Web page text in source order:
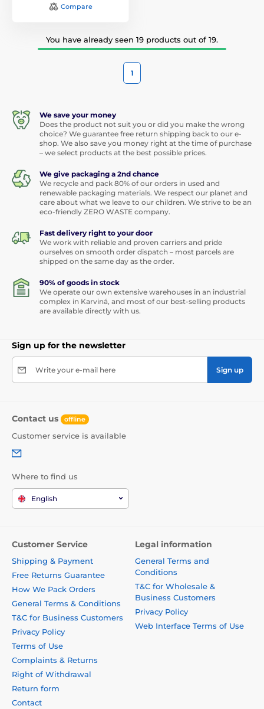
Compare
You have already seen 19 products out of 19.
1
We save your money
Does the product not suit you or did you make the wrong
choice? We guarantee free return shipping back to our e-
shop. We also save you money right at the time of purchase
– we select products at the best possible prices.
We give packaging a 2nd chance
We recycle and pack 80% of our orders in used and
renewable packaging materials. We respect our planet and
care about what we leave to our children. We strive to be an
eco-friendly ZERO WASTE company.
Fast delivery right to your door
We work with reliable and proven carriers and pride
ourselves on smooth order dispatch – most parcels are
shipped on the same day as the order.
90% of goods in stock
We operate our own extensive warehouses in an industrial
complex in Karviná, and most of our best-selling products
are available directly with us.
Sign up for the newsletter
Write your e-mail here Sign up
Contact us offline
Customer service is available
Where to find us
English
Customer Service
Shipping & Payment
Free Returns Guarantee
How We Pack Orders
General Terms & Conditions
T&C for Business Customers
Privacy Policy
Terms of Use
Complaints & Returns
Right of Withdrawal
Return form
Contact
Legal information
General Terms and
Conditions
T&C for Wholesale &
Business Customers
Privacy Policy
Web Interface Terms of Use